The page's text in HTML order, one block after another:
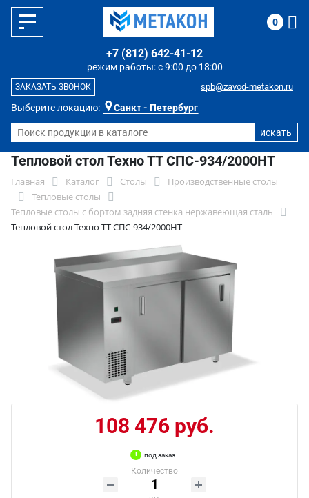
Выберите локацию: Санкт - Петербург
режим работы: с 9:00 до 18:00
+7 (812) 642-41-12
spb@zavod-metakon.ru
ЗАКАЗАТЬ ЗВОНОК
0
Тепловой стол Техно ТТ СПС-934/2000НТ
Главная Каталог Столы
Производственные столы
Тепловые столы
Тепловые столы с бортом задняя стенка нержавеющая сталь
Тепловой стол Техно ТТ СПС-934/2000НТ
108 476 руб.
под заказ
Количество